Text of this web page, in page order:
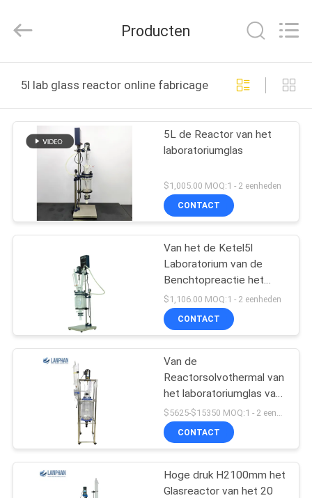
PRODUCTEN
VIDEOS
ONGEVEER
ONS
FABRIEKSREIS
KWALITEITSCONTROLE
CONTACTEER
VERZOEK
OM EEN
CITAAT
Co.,Ltd.
Producten
5l lab glass reactor online fabricage
5L de Reactor van het
laboratoriumglas
$1,005.00 MOQ:1 - 2 eenheden
CONTACT
Van het de Ketel5l
Laboratorium van de
Benchtopreactie het
Glasreactor
$1,106.00 MOQ:1 - 2 eenheden
CONTACT
Van de
Reactorsolvothermal van
het laboratoriumglas van
de de Ketel de
Chemische Reactie
dubbele laag
CONTACT
Hoge druk H2100mm het
Glasreactor van het 20